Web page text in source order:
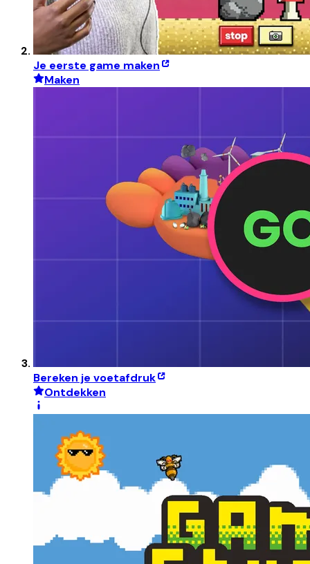
Je eerste game maken
Maken
Bereken je voetafdruk
Ontdekken